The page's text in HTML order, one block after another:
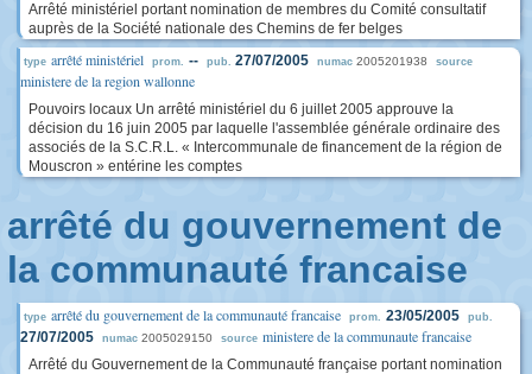
Arrêté ministériel portant nomination de membres du Comité consultatif
auprès de la Société nationale des Chemins de fer belges
type arrêté ministériel prom. -- pub. 27/07/2005 numac 2005201938 source
ministere de la region wallonne
Pouvoirs locaux Un arrêté ministériel du 6 juillet 2005 approuve la
décision du 16 juin 2005 par laquelle l'assemblée générale ordinaire des
associés de la S.C.R.L. « Intercommunale de financement de la région de
Mouscron » entérine les comptes
arrêté du gouvernement de
la communauté francaise
type arrêté du gouvernement de la communauté francaise prom. 23/05/2005 pub.
27/07/2005 numac 2005029150 source ministere de la communaute francaise
Arrêté du Gouvernement de la Communauté française portant nomination